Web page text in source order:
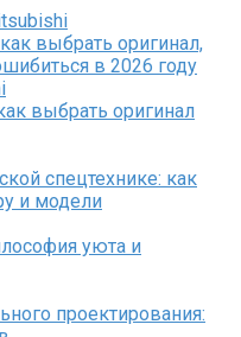
выбрать оригинал,
в 2026 году
выбрать оригинал
спецтехнике: как
и модели
уюта и
проектирования: